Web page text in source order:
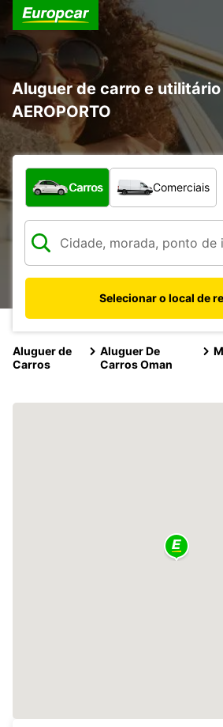
Aluguer de carro e utilitário
AEROPORTO
Que tipo de veículo pretende?
Carros Comerciais
Selecionar o local de
Aluguer de
Carros
Aluguer De
Carros Oman